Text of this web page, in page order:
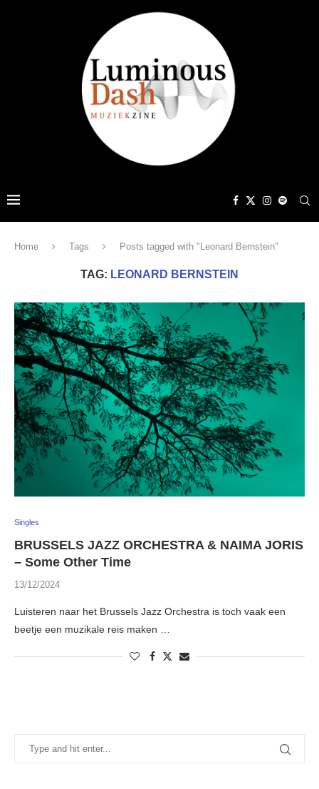
Home Tags Posts tagged with "Leonard Bernstein"
TAG: LEONARD BERNSTEIN
Singles
BRUSSELS JAZZ ORCHESTRA & NAIMA JORIS
– Some Other Time
13/12/2024
Luisteren naar het Brussels Jazz Orchestra is toch vaak een
beetje een muzikale reis maken …